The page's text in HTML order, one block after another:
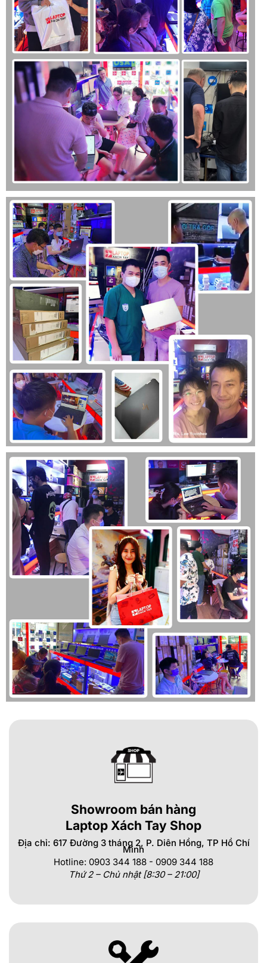
Showroom bán hàng
Laptop Xách Tay Shop
Địa chỉ: 617 Đường 3 tháng 2, P. Diên Hồng, TP Hồ Chí
Minh
Hotline: 0903 344 188 - 0909 344 188
Thứ 2 – Chủ nhật [8:30 – 21:00]